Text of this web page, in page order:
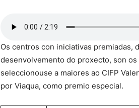
Os centros con iniciativas premiadas,
desenvolvemento do proxecto, son
seleccionouse a maiores ao CIFP
por Viaqua, como premio especial.